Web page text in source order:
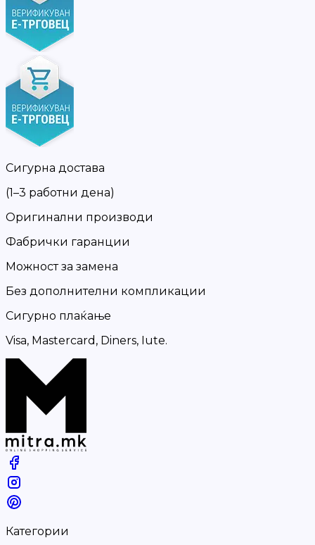
Сигурна достава
(1–3 работни дена)
Оригинални производи
Фабрички гаранции
Можност за замена
Без дополнителни компликации
Сигурно плаќање
Visa, Mastercard, Diners, Iute.
Категории